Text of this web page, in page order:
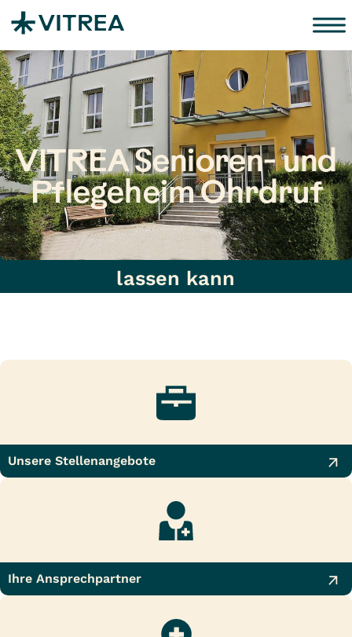
Zum Inhalt springen
VITREA Senioren- und
Pflegeheim Ohrdruf
Zuhause ist da, wo man sich fallen
lassen kann
Unsere Stellenangebote
Ihre Ansprechpartner